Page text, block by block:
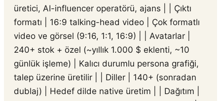
üretici, AI-influencer operatörü, ajans | | Çıktı
formatı | 16:9 talking-head video | Çok formatlı
video ve görsel (9:16, 1:1, 16:9) | | Avatarlar |
240+ stok + özel (~yıllık 1.000 $ eklenti, ~10
günlük işleme) | Kalıcı durumlu persona grafiği,
talep üzerine üretilir | | Diller | 140+ (sonradan
dublaj) | Hedef dilde native üretim | | Dağıtım |